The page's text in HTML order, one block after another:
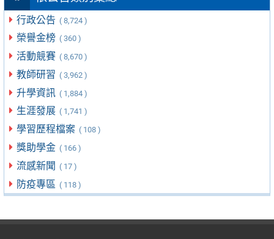
行政公告 ( 8,724 )
榮譽金榜 ( 360 )
活動競賽 ( 8,670 )
教師研習 ( 3,962 )
升學資訊 ( 1,884 )
生涯發展 ( 1,741 )
學習歷程檔案 ( 108 )
獎助學金 ( 166 )
流感新聞 ( 17 )
防疫專區 ( 118 )